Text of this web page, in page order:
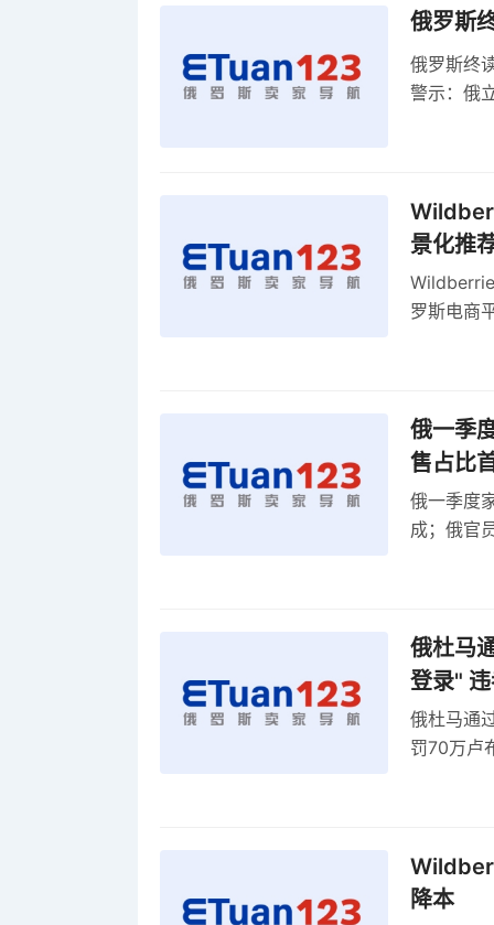
俄罗斯
俄罗斯终
警示：俄
景化推
罗斯电商
俄一季
售占比
俄一季度
成；俄官
俄杜马
登录"
俄杜马通
罚70万卢
降本